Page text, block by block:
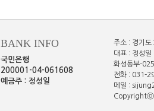
BANK INFO
국민은행
200001-04-061608
예금주 : 정성일
주소 : 경기
대표 : 정성
화성동부-
전화 : 031-
메일 :